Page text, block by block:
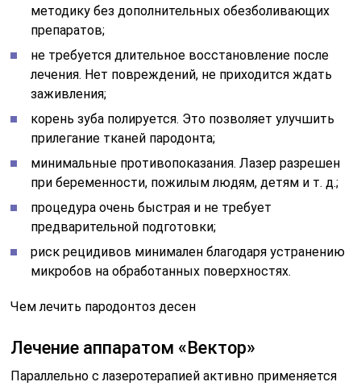
методику без дополнительных обезболивающих
препаратов;
не требуется длительное восстановление после
лечения. Нет повреждений, не приходится ждать
заживления;
корень зуба полируется. Это позволяет улучшить
прилегание тканей пародонта;
минимальные противопоказания. Лазер разрешен
при беременности, пожилым людям, детям и т. д.;
процедура очень быстрая и не требует
предварительной подготовки;
риск рецидивов минимален благодаря устранению
микробов на обработанных поверхностях.
Чем лечить пародонтоз десен
Лечение аппаратом «Вектор»
Параллельно с лазеротерапией активно применяется